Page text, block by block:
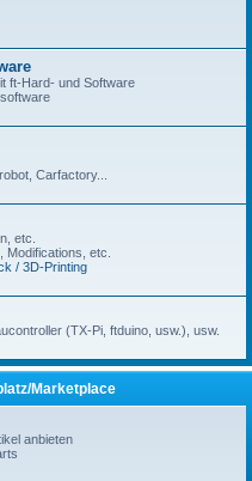
ft-Hard- und Software
Carfactory...
etc.
etc.
/ 3D-Printing
(TX-Pi, ftduino, usw.), usw.
Marketplace
anbieten